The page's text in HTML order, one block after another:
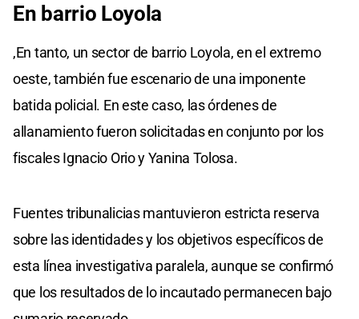
En barrio Loyola
,En tanto, un sector de barrio Loyola, en el extremo
oeste, también fue escenario de una imponente
batida policial. En este caso, las órdenes de
allanamiento fueron solicitadas en conjunto por los
fiscales Ignacio Orio y Yanina Tolosa.
Fuentes tribunalicias mantuvieron estricta reserva
sobre las identidades y los objetivos específicos de
esta línea investigativa paralela, aunque se confirmó
que los resultados de lo incautado permanecen bajo